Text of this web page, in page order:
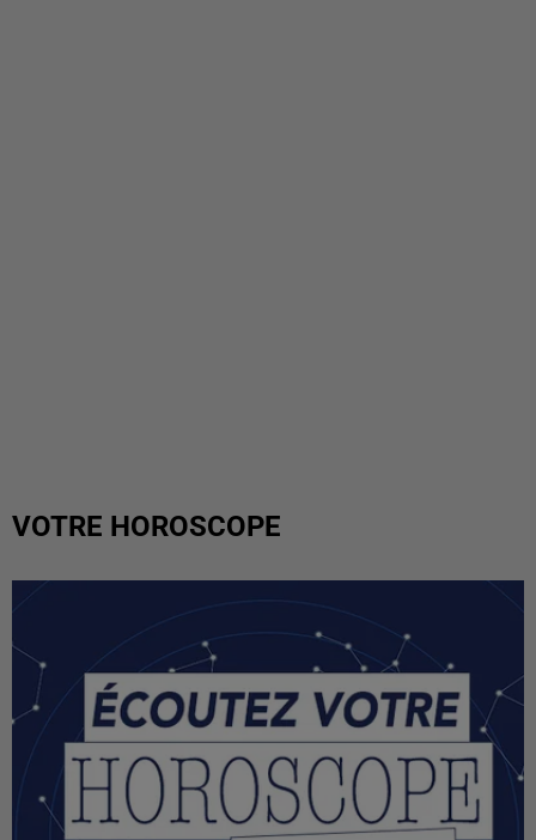
VOTRE HOROSCOPE